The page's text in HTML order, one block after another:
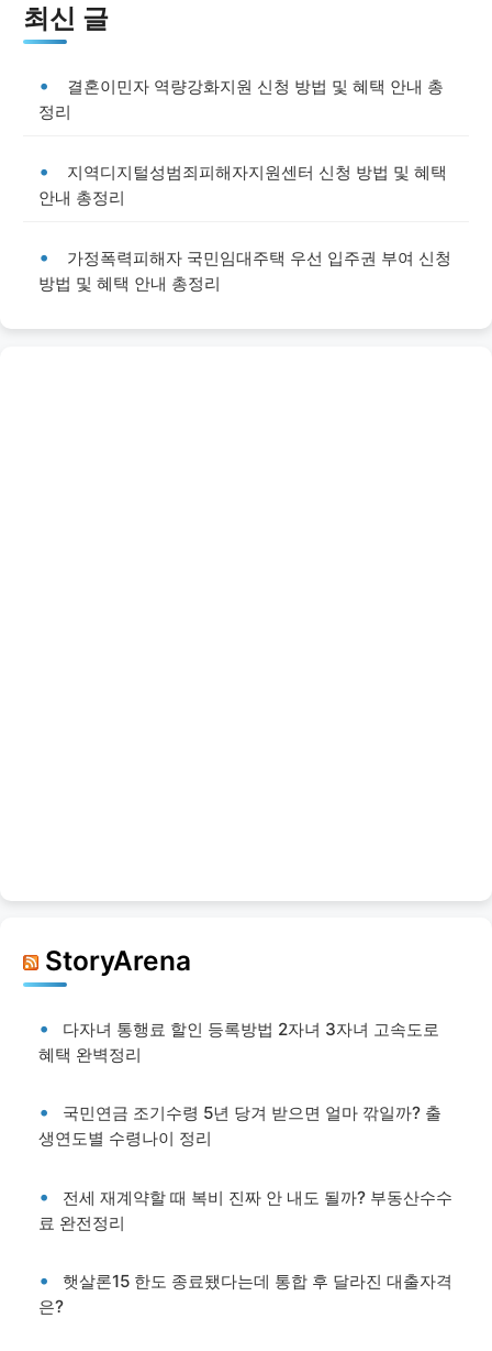
최신 글
결혼이민자 역량강화지원 신청 방법 및 혜택 안내 총
정리
지역디지털성범죄피해자지원센터 신청 방법 및 혜택
안내 총정리
가정폭력피해자 국민임대주택 우선 입주권 부여 신청
방법 및 혜택 안내 총정리
StoryArena
다자녀 통행료 할인 등록방법 2자녀 3자녀 고속도로
혜택 완벽정리
국민연금 조기수령 5년 당겨 받으면 얼마 깎일까? 출
생연도별 수령나이 정리
전세 재계약할 때 복비 진짜 안 내도 될까? 부동산수수
료 완전정리
햇살론15 한도 종료됐다는데 통합 후 달라진 대출자격
은?